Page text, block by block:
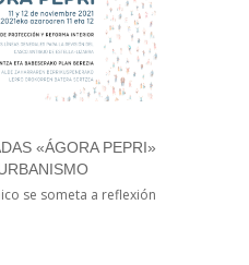
«ÁGORA PEPRI»
se someta a reflexión